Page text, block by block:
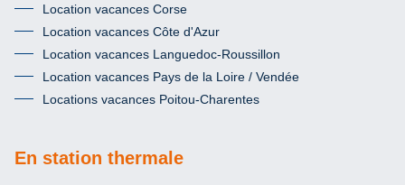
Location vacances Corse
Location vacances Côte d'Azur
Location vacances Languedoc-Roussillon
Location vacances Pays de la Loire / Vendée
Locations vacances Poitou-Charentes
En station thermale